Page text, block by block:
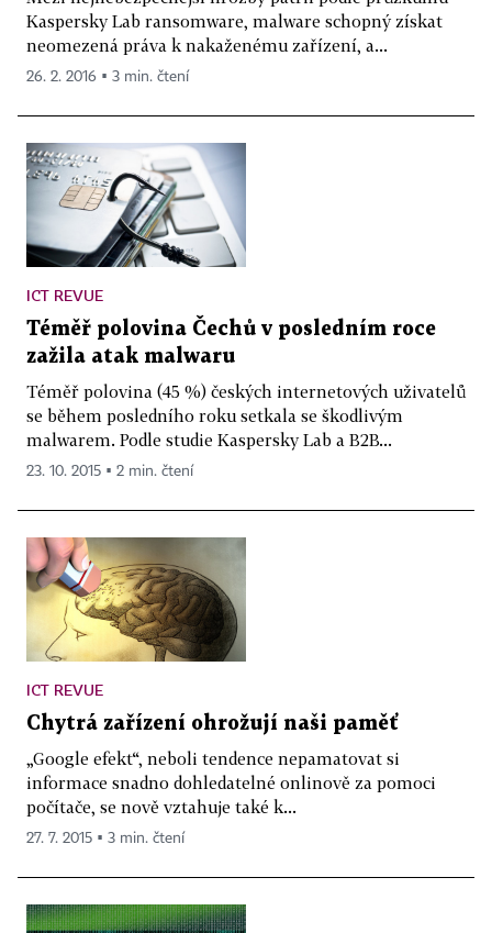
Kaspersky Lab ransomware, malware schopný získat
neomezená práva k nakaženému zařízení, a...
26. 2. 2016 ▪ 3 min. čtení
ICT REVUE
Téměř polovina Čechů v posledním roce
zažila atak malwaru
Téměř polovina (45 %) českých internetových uživatelů
se během posledního roku setkala se škodlivým
malwarem. Podle studie Kaspersky Lab a B2B...
23. 10. 2015 ▪ 2 min. čtení
ICT REVUE
Chytrá zařízení ohrožují naši paměť
„Google efekt“, neboli tendence nepamatovat si
informace snadno dohledatelné onlinově za pomoci
počítače, se nově vztahuje také k...
27. 7. 2015 ▪ 3 min. čtení